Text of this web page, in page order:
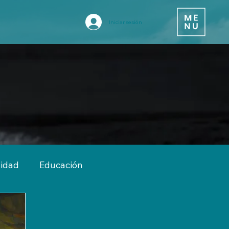
Iniciar sesión
Educación